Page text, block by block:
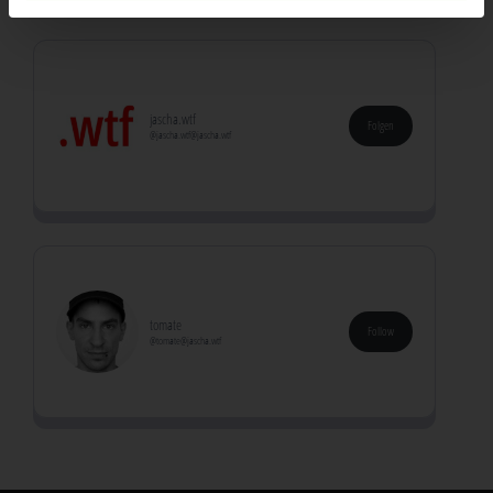
jascha.wtf
@jascha.wtf@jascha.wtf
Folgen
tomate
@tomate@jascha.wtf
Follow